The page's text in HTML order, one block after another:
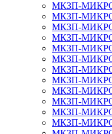
МКЗП-МИКРО
МКЗП-МИКРО
МКЗП-
МКЗП-МИКРО
МКЗП-МИКРО
МКЗП-
МКЗП-МИКРО
МКЗП-МИКРО
МКЗП-
МКЗП-МИКРО
МКЗП-МИКРО
МКЗП-